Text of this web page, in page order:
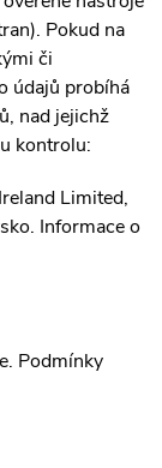
Pokud na
či
údajů probíhá
nad jejichž
kontrolu:
Limited,
Informace o
Podmínky